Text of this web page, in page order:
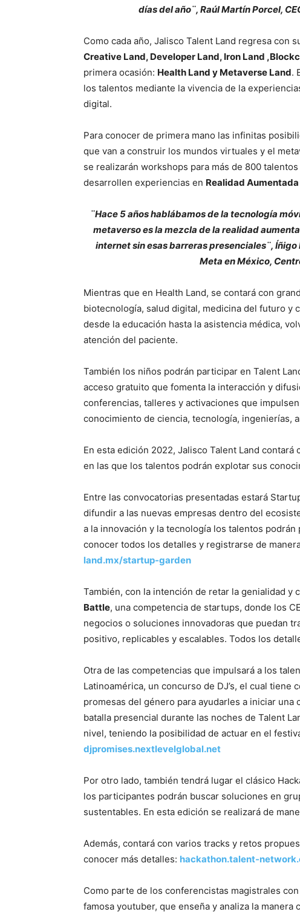
días del año¨, Raúl Martín Porcel,
Como cada año, Jalisco Talent Land regresa con
Creative Land, Developer Land, Iron Land
primera ocasión: Health Land y Metaverse Land.
los talentos mediante la vivencia de la
digital.
Para conocer de primera mano las infinitas
que van a construir los mundos virtuales y el
se realizarán workshops para más de 800
desarrollen experiencias en Realidad
¨Hace 5 años hablábamos de la tecnología
metaverso es la mezcla de la realidad
internet sin esas barreras presenciales¨,
Meta en México,
Mientras que en Health Land, se contará con
biotecnología, salud digital, medicina del futuro y
desde la educación hasta la asistencia médica,
atención del paciente.
También los niños podrán participar en Talent
acceso gratuito que fomenta la interacción y
conferencias, talleres y activaciones que
conocimiento de ciencia, tecnología, ingenierías,
En esta edición 2022, Jalisco Talent Land
en las que los talentos podrán explotar sus
Entre las convocatorias presentadas estará
difundir a las nuevas empresas dentro del
a la innovación y la tecnología los talentos
conocer todos los detalles y registrarse de
land.mx/startup-garden
También, con la intención de retar la genialidad y
Battle, una competencia de startups, donde los
negocios o soluciones innovadoras que puedan
positivo, replicables y escalables. Todos los
Otra de las competencias que impulsará a los
Latinoamérica, un concurso de DJ’s, el cual
promesas del género para ayudarles a iniciar
batalla presencial durante las noches de Talent
nivel, teniendo la posibilidad de actuar en el
djpromises.nextlevelglobal.net
Por otro lado, también tendrá lugar el clásico
los participantes podrán buscar soluciones en
sustentables. En esta edición se realizará de
Además, contará con varios tracks y retos
conocer más detalles: hackathon.talent-
Como parte de los conferencistas magistrales
famosa youtuber, que enseña y analiza la